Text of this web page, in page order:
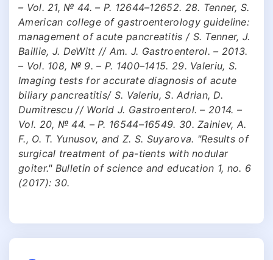
– Vol. 21, № 44. – P. 12644–12652. 28. Tenner, S.
American college of gastroenterology guideline:
management of acute pancreatitis / S. Tenner, J.
Baillie, J. DeWitt // Am. J. Gastroenterol. – 2013.
– Vol. 108, № 9. – P. 1400–1415. 29. Valeriu, S.
Imaging tests for accurate diagnosis of acute
biliary pancreatitis/ S. Valeriu, S. Adrian, D.
Dumitrescu // World J. Gastroenterol. – 2014. –
Vol. 20, № 44. – P. 16544–16549. 30. Zainiev, A.
F., O. T. Yunusov, and Z. S. Suyarova. "Results of
surgical treatment of pa-tients with nodular
goiter." Bulletin of science and education 1, no. 6
(2017): 30.